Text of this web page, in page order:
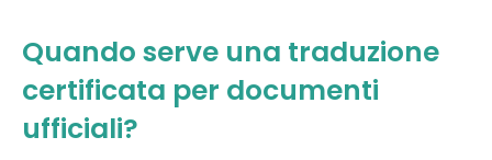
Quando serve una traduzione
certificata per documenti
ufficiali?